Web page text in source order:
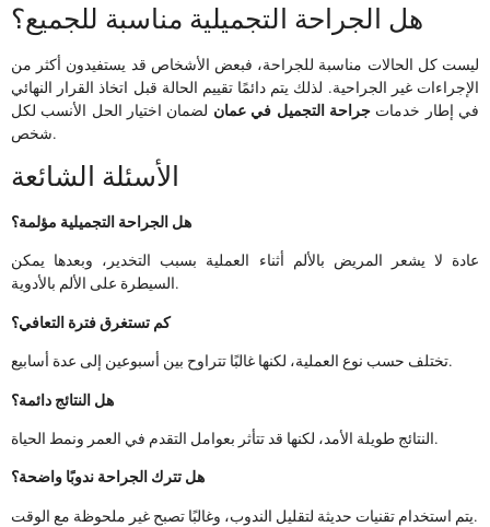
هل الجراحة التجميلية مناسبة للجميع؟
ليست كل الحالات مناسبة للجراحة، فبعض الأشخاص قد يستفيدون أكثر من
الإجراءات غير الجراحية. لذلك يتم دائمًا تقييم الحالة قبل اتخاذ القرار النهائي
في إطار خدماتجراحة التجميل في عمان لضمان اختيار الحل الأنسب لكل
شخص.
الأسئلة الشائعة
هل الجراحة التجميلية مؤلمة؟
عادة لا يشعر المريض بالألم أثناء العملية بسبب التخدير، وبعدها يمكن
السيطرة على الألم بالأدوية.
كم تستغرق فترة التعافي؟
تختلف حسب نوع العملية، لكنها غالبًا تتراوح بين أسبوعين إلى عدة أسابيع.
هل النتائج دائمة؟
النتائج طويلة الأمد، لكنها قد تتأثر بعوامل التقدم في العمر ونمط الحياة.
هل تترك الجراحة ندوبًا واضحة؟
يتم استخدام تقنيات حديثة لتقليل الندوب، وغالبًا تصبح غير ملحوظة مع الوقت.